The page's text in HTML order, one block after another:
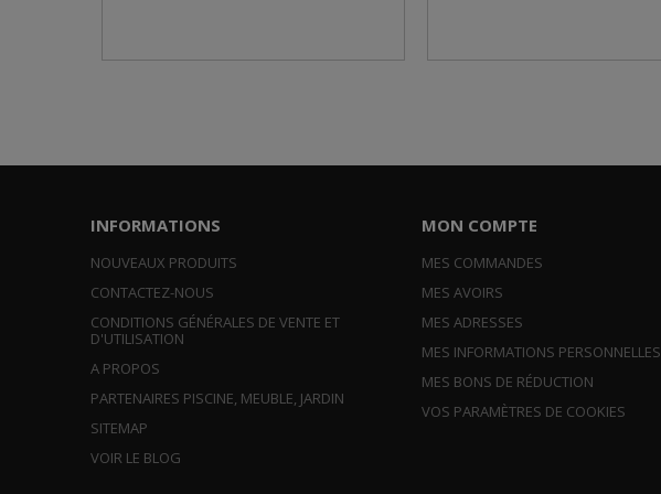
INFORMATIONS
NOUVEAUX PRODUITS
CONTACTEZ-NOUS
CONDITIONS GÉNÉRALES DE VENTE ET
D'UTILISATION
A PROPOS
PARTENAIRES PISCINE, MEUBLE, JARDIN
SITEMAP
VOIR LE BLOG
MON COMPTE
MES COMMANDES
MES AVOIRS
MES ADRESSES
MES INFORMATIONS PERSONNELLES
MES BONS DE RÉDUCTION
VOS PARAMÈTRES DE COOKIES